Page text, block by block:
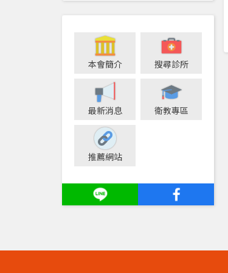
本會簡介 搜尋診所
最新消息 衛教專區
推薦網站